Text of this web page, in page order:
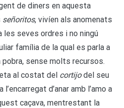
de diners en aquesta
señoritos, vivíen als anomenats
les seves ordres i no ningú
família de la qual es parla a
pobra, sense molts recursos.
al costat del cortijodel seu
d’anar amb l’amo a
caçava, mentrestant la